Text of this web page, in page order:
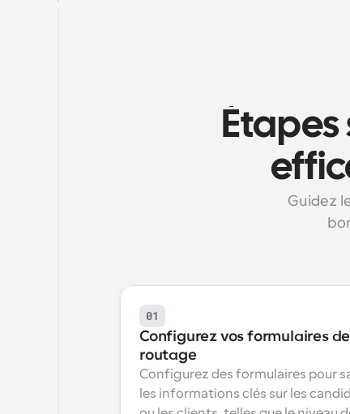
Guidez
01
Configurez vos formulaires de
routage
Configurez des formulaires pour
les informations clés sur les